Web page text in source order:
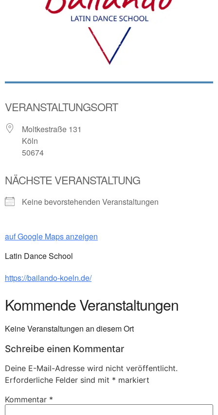
VERANSTALTUNGSORT
Moltkestraße 131
Köln
50674
NÄCHSTE VERANSTALTUNG
Keine bevorstehenden Veranstaltungen
auf Google Maps anzeigen
Latin Dance School
https://bailando-koeln.de/
Kommende Veranstaltungen
Keine Veranstaltungen an diesem Ort
Schreibe einen Kommentar
Deine E-Mail-Adresse wird nicht veröffentlicht.
Erforderliche Felder sind mit * markiert
Kommentar *